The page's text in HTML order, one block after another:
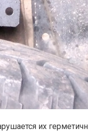
их